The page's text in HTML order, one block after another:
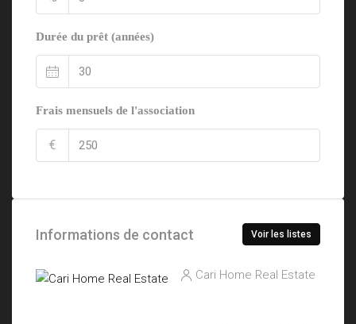
Durée du prêt (années)
Frais mensuels de l'association
€
Informations de contact Voir les listes
Cari Home Real Estate